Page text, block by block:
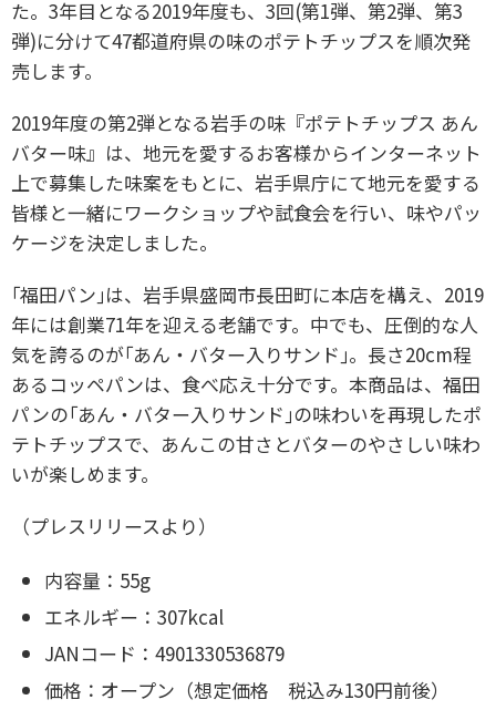
た。3年目となる2019年度も、3回(第1弾、第2弾、第3
弾)に分けて47都道府県の味のポテトチップスを順次発
売します。
2019年度の第2弾となる岩手の味『ポテトチップス あん
バター味』は、地元を愛するお客様からインターネット
上で募集した味案をもとに、岩手県庁にて地元を愛する
皆様と一緒にワークショップや試食会を行い、味やパッ
ケージを決定しました。
｢福田パン｣は、岩手県盛岡市長田町に本店を構え、2019
年には創業71年を迎える老舗です。中でも、圧倒的な人
気を誇るのが｢あん・バター入りサンド｣。長さ20cm程
あるコッペパンは、食べ応え十分です。本商品は、福田
パンの｢あん・バター入りサンド｣の味わいを再現したポ
テトチップスで、あんこの甘さとバターのやさしい味わ
いが楽しめます。
（プレスリリースより）
内容量：55g
エネルギー：307kcal
JANコード：4901330536879
価格：オープン（想定価格 税込み130円前後）